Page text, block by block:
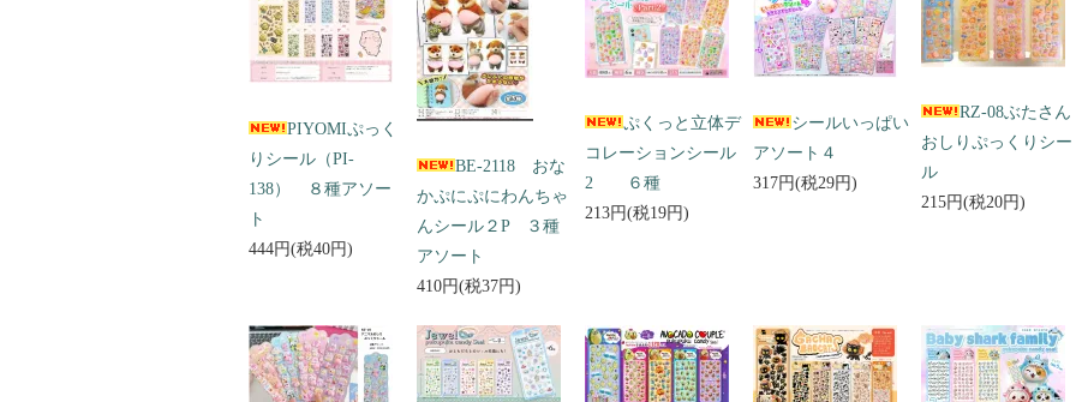
PIYOMIぷっく
りシール（PI-
138） ８種アソー
ト
444円(税40円)
BE-2118 おな
かぷにぷにわんちゃ
んシール２P ３種
アソート
410円(税37円)
ぷくっと立体デ
コレーションシール
2 ６種
213円(税19円)
シールいっぱい
アソート４
317円(税29円)
RZ-08ぶたさん
おしりぷっくりシー
ル
215円(税20円)